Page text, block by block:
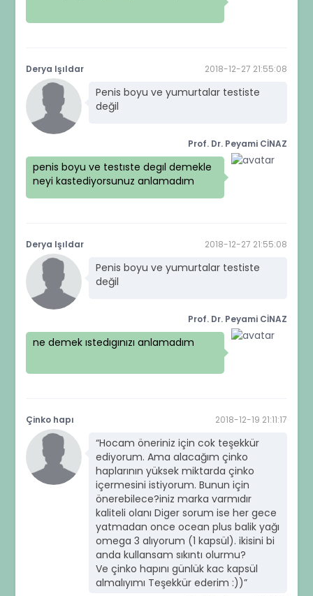
Derya Işıldar 2018-12-27 21:55:08
Penis boyu ve yumurtalar testiste
değil
Prof. Dr. Peyami CİNAZ
penis boyu ve testıste degıl demekle
neyi kastediyorsunuz anlamadım
Derya Işıldar 2018-12-27 21:55:08
Penis boyu ve yumurtalar testiste
değil
Prof. Dr. Peyami CİNAZ
ne demek ıstedıgınızı anlamadım
Çinko hapı 2018-12-19 21:11:17
“Hocam öneriniz için cok teşekkür
ediyorum. Ama alacağım çinko
haplarının yüksek miktarda çinko
içermesini istiyorum. Bunun için
önerebilece?iniz marka varmıdır
kaliteli olanı Diger sorum ise her gece
yatmadan once ocean plus balik yağı
omega 3 alıyorum (1 kapsül). ikisini bi
anda kullansam sıkıntı olurmu?
Ve çinko hapını günlük kac kapsül
almalıyımı Teşekkür ederim :))”